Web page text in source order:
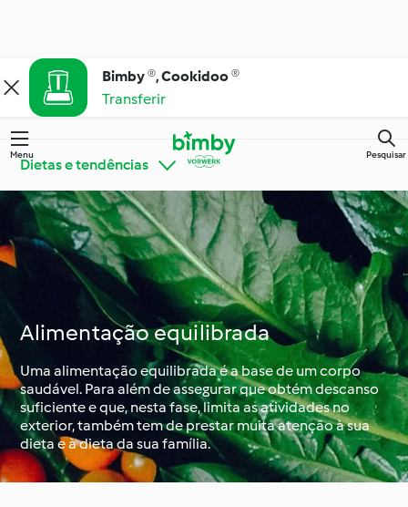
Bimby ®, Cookidoo ®
Transferir
Menu Pesquisar
Dietas e tendências
Conheça o Cookidoo®
Bimby® Dicas e
Truques
Ingredientes
Cozinha para todos os
dias
Dietas e tendências
Ocasiões especiais e
estações
À volta do mundo com
o Cookidoo®
Aprenda com o
Cookidoo®
Alimentação equilibrada
Uma alimentação equilibrada é a base de um corpo
saudável. Para além de assegurar que obtém descanso
suficiente e que, nesta fase, limita as atividades no
exterior, também tem de prestar muita atenção à sua
dieta e à dieta da sua família.